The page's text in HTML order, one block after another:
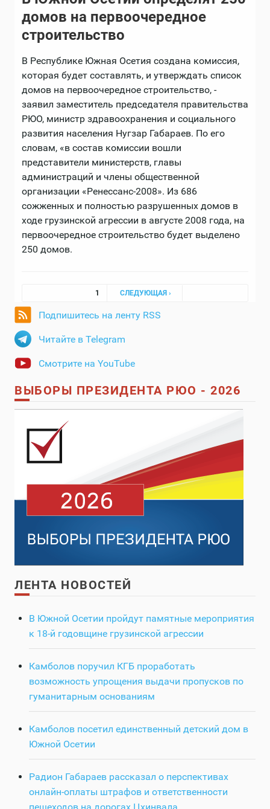
домов на первоочередное
строительство
В Республике Южная Осетия создана комиссия,
которая будет составлять, и утверждать список
домов на первоочередное строительство, -
заявил заместитель председателя правительства
РЮО, министр здравоохранения и социального
развития населения Нугзар Габараев. По его
словам, «в состав комиссии вошли
представители министерств, главы
администраций и члены общественной
организации «Ренессанс-2008». Из 686
сожженных и полностью разрушенных домов в
ходе грузинской агрессии в августе 2008 года, на
первоочередное строительство будет выделено
250 домов.
Страницы
1 СЛЕДУЮЩАЯ ›
Подпишитесь на ленту RSS
Читайте в Telegram
Смотрите на YouTube
ВЫБОРЫ ПРЕЗИДЕНТА РЮО - 2026
ЛЕНТА НОВОСТЕЙ
В Южной Осетии пройдут памятные мероприятия
к 18-й годовщине грузинской агрессии
Камболов поручил КГБ проработать
возможность упрощения выдачи пропусков по
гуманитарным основаниям
Камболов посетил единственный детский дом в
Южной Осетии
Радион Габараев рассказал о перспективах
онлайн-оплаты штрафов и ответственности